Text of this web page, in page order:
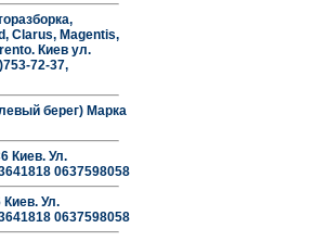
Clarus, Magentis,
Киев ул.
72-37,
берег) Марка
Киев. Ул.
0637598058
Киев. Ул.
0637598058